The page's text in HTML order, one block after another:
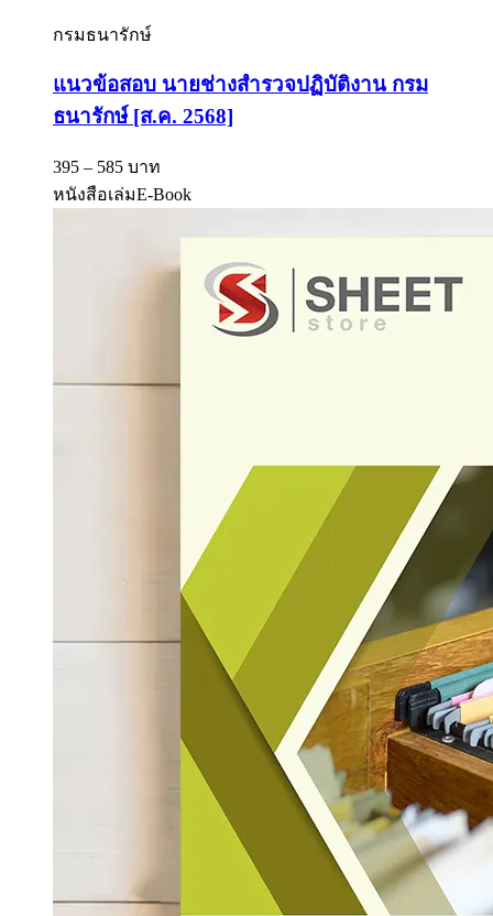
กรมธนารักษ์
แนวข้อสอบ นายช่างสำรวจปฏิบัติงาน กรม
ธนารักษ์ [ส.ค. 2568]
395 – 585 บาท
หนังสือเล่มE-Book